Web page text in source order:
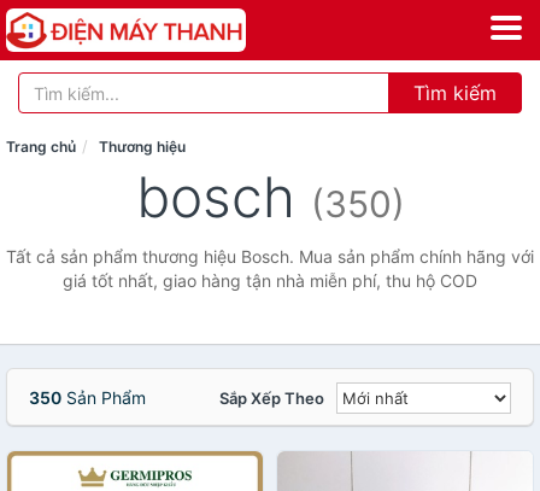
Tìm kiếm
Trang chủ Thương hiệu
bosch (350)
Tất cả sản phẩm thương hiệu Bosch. Mua sản phẩm chính hãng với
giá tốt nhất, giao hàng tận nhà miễn phí, thu hộ COD
350 Sản Phẩm Sắp Xếp Theo